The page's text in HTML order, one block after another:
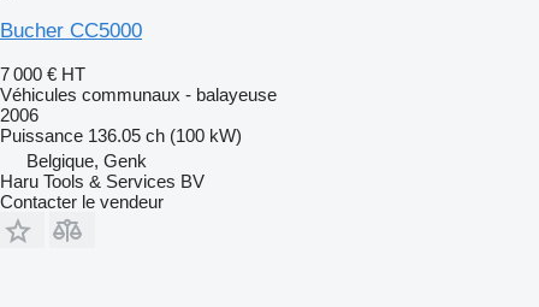
Bucher CC5000
7 000 € HT
Véhicules communaux - balayeuse
2006
Puissance 136.05 ch (100 kW)
Belgique, Genk
Haru Tools & Services BV
Contacter le vendeur